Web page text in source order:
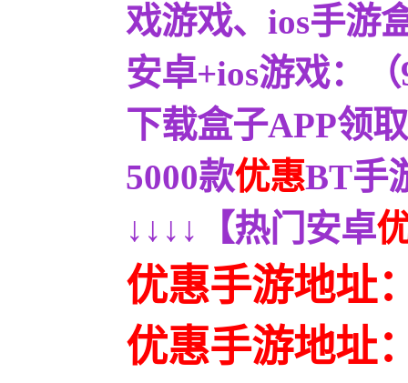
戏游戏、ios手游
安卓+ios游戏：
下载盒子APP领
5000款优惠BT手
↓↓↓↓【热门安卓
优惠手游地址
优惠手游地址